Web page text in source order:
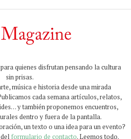
quienes disfrutan pensando la cultura
sin prisas.
música e historia desde una mirada
cada semana artículos, relatos,
y también proponemos encuentros,
dentro y fuera de la pantalla.
un texto o una idea para un evento?
formulario de contacto. Leemos todo.